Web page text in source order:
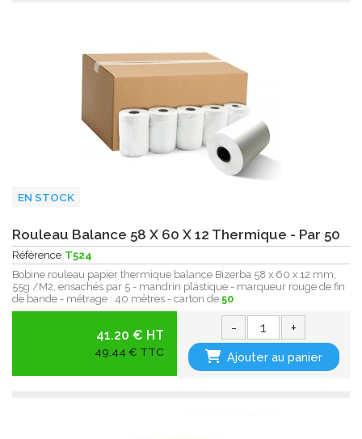
EN STOCK
Rouleau Balance 58 X 60 X 12 Thermique - Par 50
Référence T524
Bobine rouleau papier thermique balance Bizerba 58 x 60 x 12 mm,
55g /M2, ensachés par 5 - mandrin plastique - marqueur rouge de fin
de bande - métrage : 40 mètres - carton de 50
41.20 € HT
49,44 € TTC
- +
Ajouter au panier